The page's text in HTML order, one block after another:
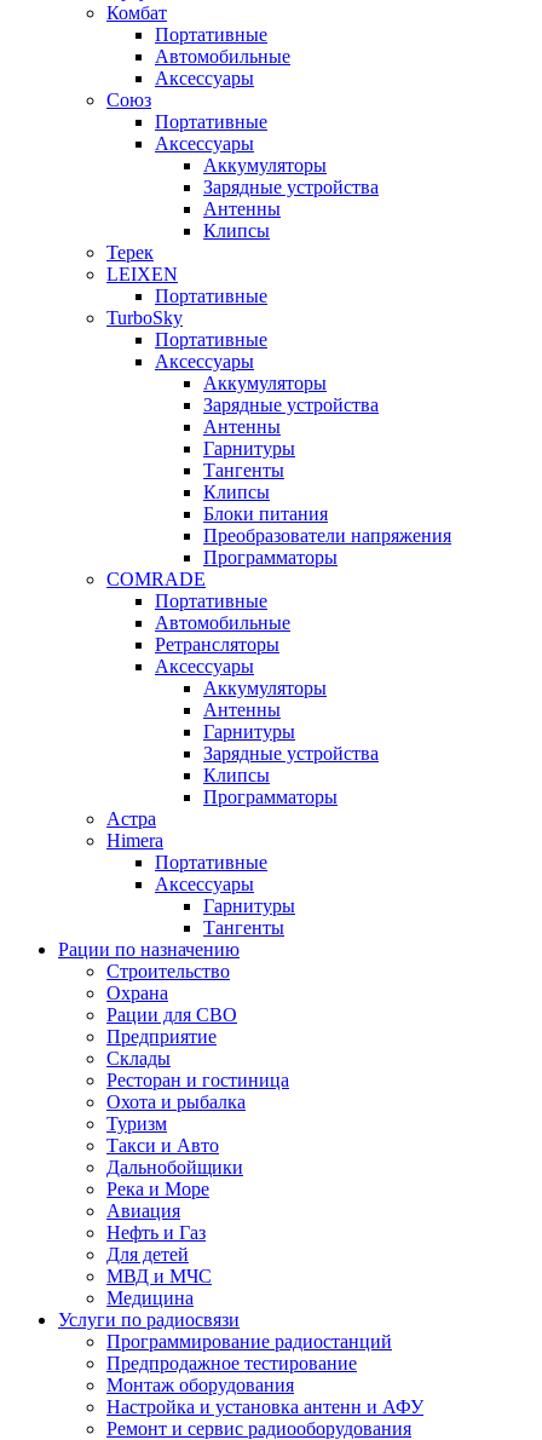
Комбат
Портативные
Автомобильные
Аксессуары
Союз
Портативные
Аксессуары
Аккумуляторы
Зарядные устройства
Антенны
Клипсы
Терек
LEIXEN
Портативные
TurboSky
Портативные
Аксессуары
Аккумуляторы
Зарядные устройства
Антенны
Гарнитуры
Тангенты
Клипсы
Блоки питания
Преобразователи напряжения
Программаторы
COMRADE
Портативные
Автомобильные
Ретрансляторы
Аксессуары
Аккумуляторы
Антенны
Гарнитуры
Зарядные устройства
Клипсы
Программаторы
Астра
Himera
Портативные
Аксессуары
Гарнитуры
Тангенты
Рации по назначению
Строительство
Охрана
Рации для СВО
Предприятие
Склады
Ресторан и гостиница
Охота и рыбалка
Туризм
Такси и Авто
Дальнобойщики
Река и Море
Авиация
Нефть и Газ
Для детей
МВД и МЧС
Медицина
Услуги по радиосвязи
Программирование радиостанций
Предпродажное тестирование
Монтаж оборудования
Настройка и установка антенн и АФУ
Ремонт и сервис радиооборудования